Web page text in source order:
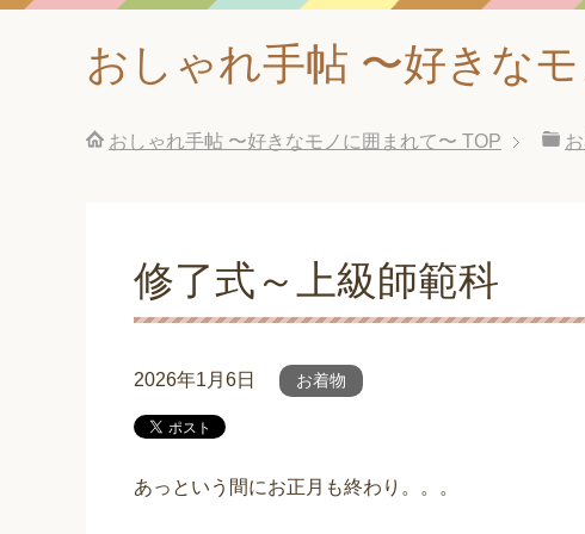
おしゃれ手帖 〜好きな
おしゃれ手帖 〜好きなモノに囲まれて〜 TOP
修了式～上級師範科
2026年1月6日 お着物
あっという間にお正月も終わり。。。